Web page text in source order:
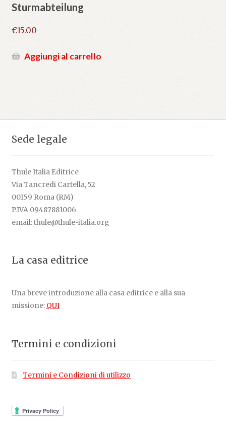
Sturmabteilung
€15.00
Aggiungi al carrello
Sede legale
Thule Italia Editrice
Via Tancredi Cartella, 52
00159 Roma (RM)
P.IVA 09487881006
email: thule@thule-italia.org
La casa editrice
Una breve introduzione alla casa editrice e alla sua
missione: QUI
Termini e condizioni
Termini e Condizioni di utilizzo